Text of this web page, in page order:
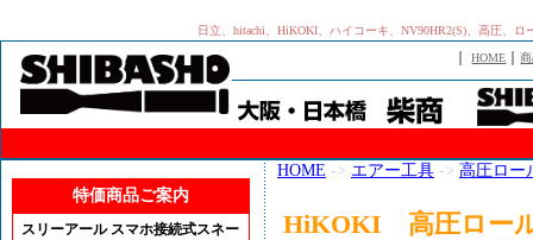
日立、hitachi、HiKOKI、ハイコーキ、NV90HR2(S)、高圧、
｜HOME ｜
特価商品ご案内
スリーアール スマホ接続式スネー
HOME -> エアー工具 -> 高圧ロー
HiKOKI 高圧ロー